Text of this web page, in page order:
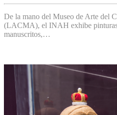
De la mano del Museo de Arte del
(LACMA), el INAH exhibe
manuscritos,…